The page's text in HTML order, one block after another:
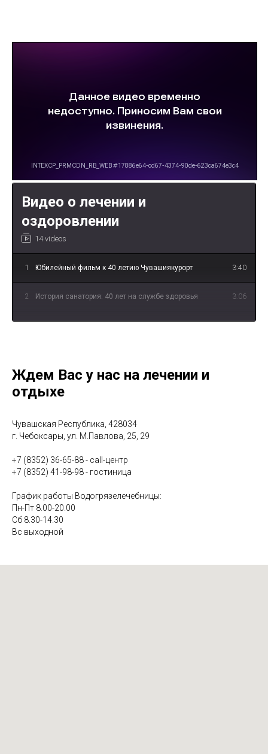
Видео о лечении и
оздоровлении
14 videos
1 Юбилейный фильм к 40 летию Чувашиякурорт 3:40
2 История санатория: 40 лет на службе здоровья 3:06
5 «Спецагенты» - о физиотерапевтическом лечении
6 "В чём уникальность лечебной грязи Сапропель?"
8 "В чём польза барокамеры?"
"Что лечит мануальный терапевт?"
10 "Какие виды услуг есть в отделении гинекологии?"
11 "Можно ли вылечить бесплодие в санатории?" 1:11
Ждем Вас у нас на лечении и
отдыхе
Чувашская Республика, 428034
г. Чебоксары, ул. М.Павлова, 25, 29
+7 (8352) 36-65-88 - call-центр
+7 (8352) 41-98-98 - гостиница
График работы Водогрязелечебницы:
Пн-Пт 8.00-20.00
Сб 8.30-14.30
Вс выходной